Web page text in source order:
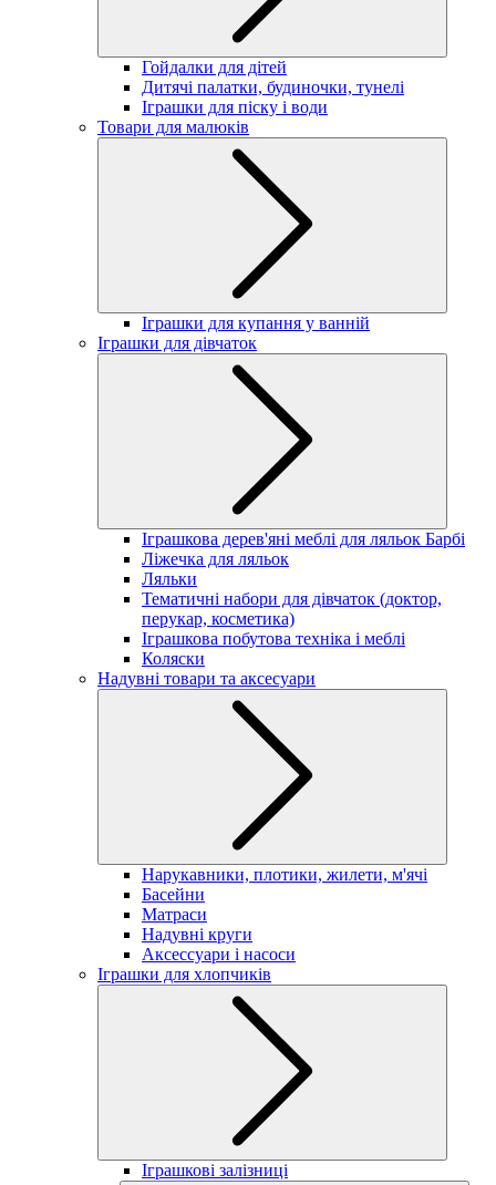
Гойдалки для дітей
Дитячі палатки, будиночки, тунелі
Іграшки для піску і води
Товари для малюків
Іграшки для купання у ванній
Іграшки для дівчаток
Іграшкова дерев'яні меблі для ляльок Барбі
Ліжечка для ляльок
Ляльки
Тематичні набори для дівчаток (доктор,
перукар, косметика)
Іграшкова побутова техніка і меблі
Коляски
Надувні товари та аксесуари
Нарукавники, плотики, жилети, м'ячі
Басейни
Матраси
Надувні круги
Аксессуари і насоси
Іграшки для хлопчиків
Іграшкові залізниці